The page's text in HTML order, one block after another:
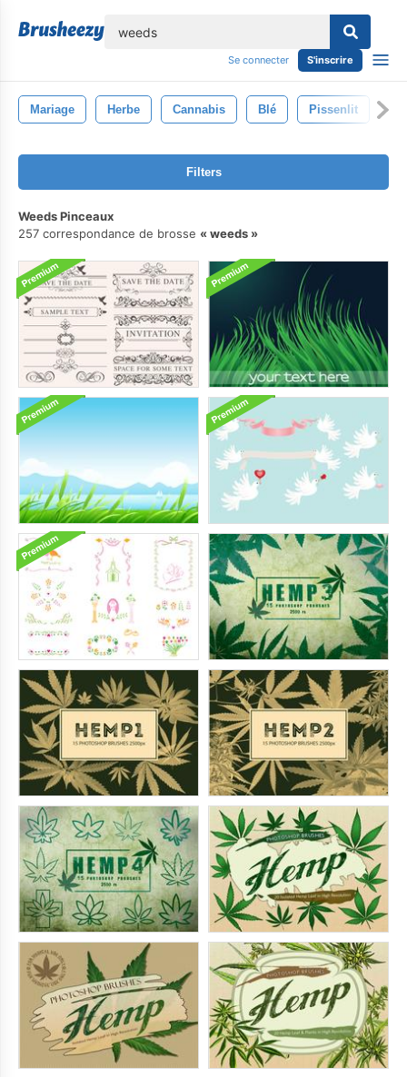
Se connecter S'inscrire
Mariage Herbe Cannabis Blé Pissenlit
Filters
Weeds Pinceaux
257 correspondance de brosse
weeds